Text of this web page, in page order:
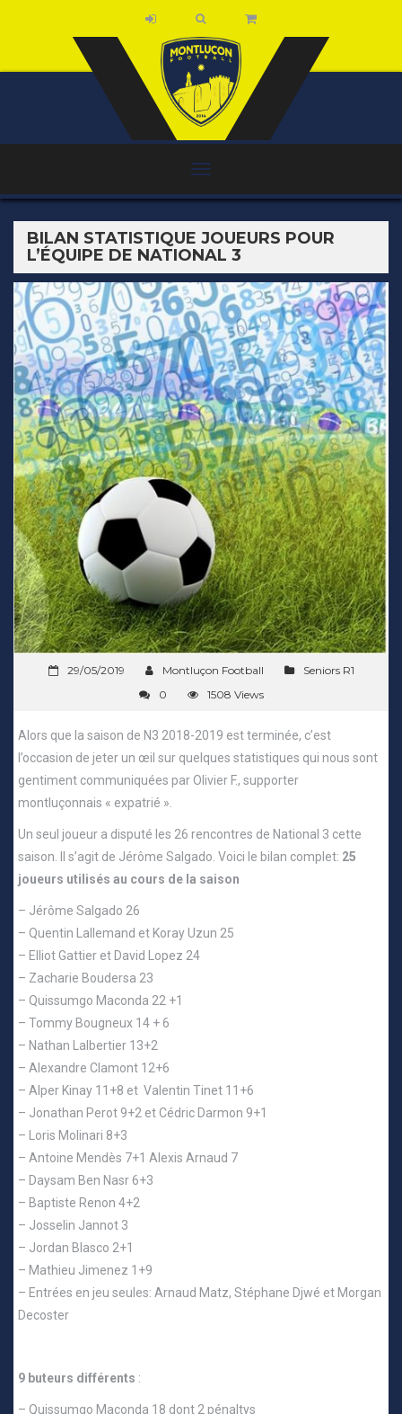
BILAN STATISTIQUE JOUEURS POUR
L’ÉQUIPE DE NATIONAL 3
29/05/2019 Montluçon Football
Seniors R1
0
1508 Views
Alors que la saison de N3 2018-2019 est terminée, c’est
l’occasion de jeter un œil sur quelques statistiques qui nous sont
gentiment communiquées par Olivier F., supporter
montluçonnais « expatrié ».
Un seul joueur a disputé les 26 rencontres de National 3 cette
saison. Il s’agit de Jérôme Salgado. Voici le bilan complet: 25
joueurs utilisés au cours de la saison
– Jérôme Salgado 26
– Quentin Lallemand et Koray Uzun 25
– Elliot Gattier et David Lopez 24
– Zacharie Boudersa 23
– Quissumgo Maconda 22 +1
– Tommy Bougneux 14 + 6
– Nathan Lalbertier 13+2
– Alexandre Clamont 12+6
– Alper Kinay 11+8 et Valentin Tinet 11+6
– Jonathan Perot 9+2 et Cédric Darmon 9+1
– Loris Molinari 8+3
– Antoine Mendès 7+1 Alexis Arnaud 7
– Daysam Ben Nasr 6+3
– Baptiste Renon 4+2
– Josselin Jannot 3
– Jordan Blasco 2+1
– Mathieu Jimenez 1+9
– Entrées en jeu seules: Arnaud Matz, Stéphane Djwé et Morgan
Decoster
9 buteurs différents :
– Quissumgo Maconda 18 dont 2 pénaltys